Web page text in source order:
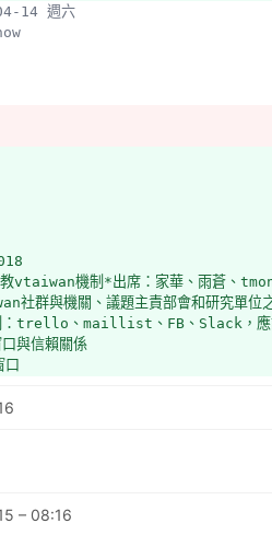
饋的時間）
隊前社群應有會前會，確立Check list
同一個軌道上，如果沒有列入小松紀錄
變得不流通，沒有人可以記錄
在現在寫的這區間之外
的朋友，比較好進入狀況
討論什麼、決定要不要參加
論內容
社群自己發起的案例建立流程？
［９ｏｐ*人力不足問題
聚社群人力？
14 週六
vtaiwan機制*出席：家華、雨蒼、
社群與機關、議題主責部會和研究單位
：trello、maillist、FB、Slack，應
與信賴關係
口
運用之法制研析案，研究案（標案）確
觸研究團隊時確認→建立Check list，
的時間）
– 08:16